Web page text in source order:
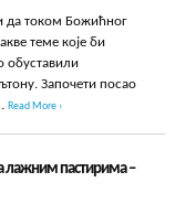
да током Божићног
теме које би
обуставили
Започети посао
Read More ›
лажним пастирима –